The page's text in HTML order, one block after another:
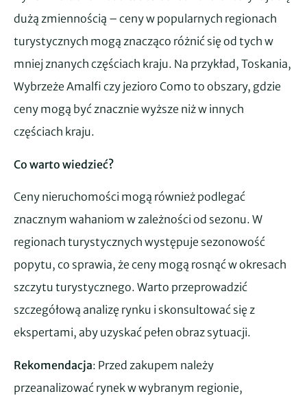
dużą zmiennością – ceny w popularnych regionach
turystycznych mogą znacząco różnić się od tych w
mniej znanych częściach kraju. Na przykład, Toskania,
Wybrzeże Amalfi czy jezioro Como to obszary, gdzie
ceny mogą być znacznie wyższe niż w innych
częściach kraju.
Co warto wiedzieć?
Ceny nieruchomości mogą również podlegać
znacznym wahaniom w zależności od sezonu. W
regionach turystycznych występuje sezonowość
popytu, co sprawia, że ceny mogą rosnąć w okresach
szczytu turystycznego. Warto przeprowadzić
szczegółową analizę rynku i skonsultować się z
ekspertami, aby uzyskać pełen obraz sytuacji.
Rekomendacja: Przed zakupem należy
przeanalizować rynek w wybranym regionie,